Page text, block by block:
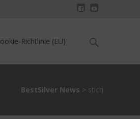
Richtlinie (EU)
Search
BestSilver News > stich